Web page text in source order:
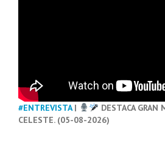
#ENTREVISTA|
DESTACA
CELESTE. (05-08-2026)